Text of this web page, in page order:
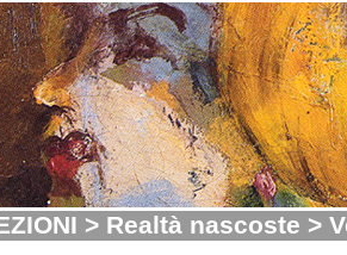
> Realtà nascoste >